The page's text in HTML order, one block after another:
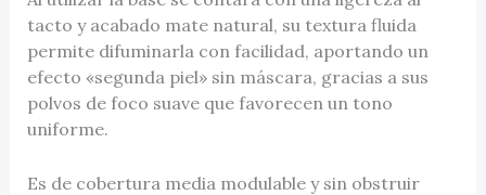
tacto y acabado mate natural, su textura fluida
permite difuminarla con facilidad, aportando un
efecto «segunda piel» sin máscara, gracias a sus
polvos de foco suave que favorecen un tono
uniforme.
Es de cobertura media modulable y sin obstruir